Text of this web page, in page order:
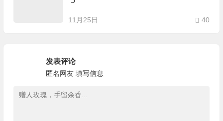
11月25日 40
发表评论
匿名网友 填写信息